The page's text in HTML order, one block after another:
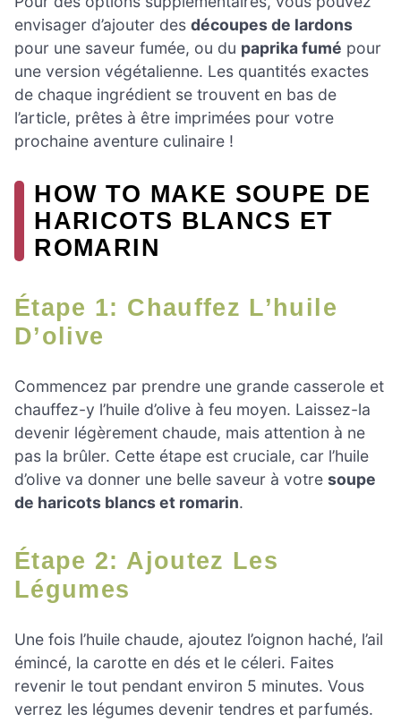
envisager d’ajouter des découpes de lardons
pour une saveur fumée, ou du paprika fumé pour
une version végétalienne. Les quantités exactes
de chaque ingrédient se trouvent en bas de
l’article, prêtes à être imprimées pour votre
prochaine aventure culinaire !
HOW TO MAKE SOUPE DE
HARICOTS BLANCS ET
ROMARIN
Étape 1: Chauffez L’huile
D’olive
Commencez par prendre une grande casserole et
chauffez-y l’huile d’olive à feu moyen. Laissez-la
devenir légèrement chaude, mais attention à ne
pas la brûler. Cette étape est cruciale, car l’huile
d’olive va donner une belle saveur à votre soupe
de haricots blancs et romarin.
Étape 2: Ajoutez Les
Légumes
Une fois l’huile chaude, ajoutez l’oignon haché, l’ail
émincé, la carotte en dés et le céleri. Faites
revenir le tout pendant environ 5 minutes. Vous
verrez les légumes devenir tendres et parfumés.